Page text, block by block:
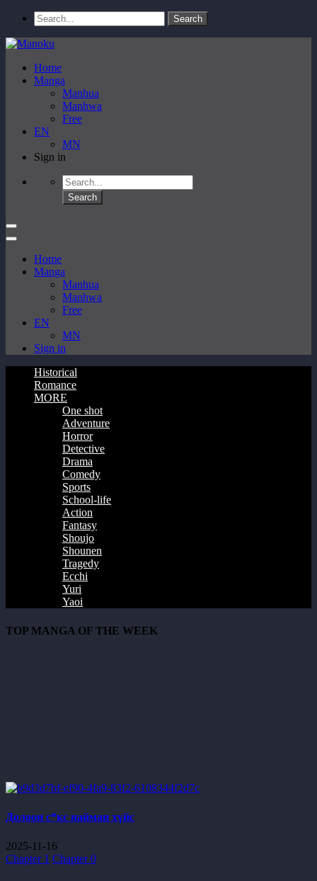
Home
Manga
Manhua
Manhwa
Free
EN
MN
Sign in
Home
Manga
Manhua
Manhwa
Free
EN
MN
Sign in
Historical
Romance
MORE
One shot
Adventure
Horror
Detective
Drama
Comedy
Sports
School-life
Action
Fantasy
Shoujo
Shounen
Tragedy
Ecchi
Yuri
Yaoi
TOP MANGA OF THE WEEK
Долоон с*кс найман хүйс
2025-11-16
Chapter 1 Chapter 0